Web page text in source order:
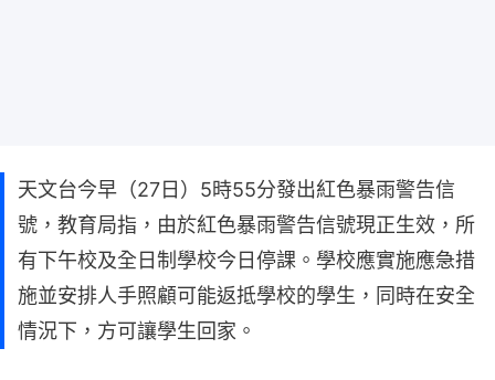
天文台今早（27日）5時55分發出紅色暴雨警告信
號，教育局指，由於紅色暴雨警告信號現正生效，所
有下午校及全日制學校今日停課。學校應實施應急措
施並安排人手照顧可能返抵學校的學生，同時在安全
情況下，方可讓學生回家。